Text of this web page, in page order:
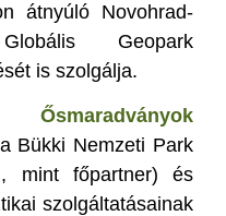
átnyúló Novohrad-
Geopark
is szolgálja.
Bükki Nemzeti Park
mint főpartner) és
szolgáltatásainak